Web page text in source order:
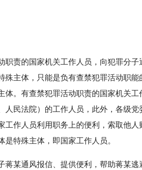
责的国家机关工作人员，向犯罪分子
主体，只能是负有查禁犯罪活动职能
体。有查禁犯罪活动职责的国家机关
民法院）的工作人员，此外，各级党
作人员利用职务上的便利，索取他人
特殊主体，即国家工作人员。
某通风报信、提供便利，帮助蒋某逃